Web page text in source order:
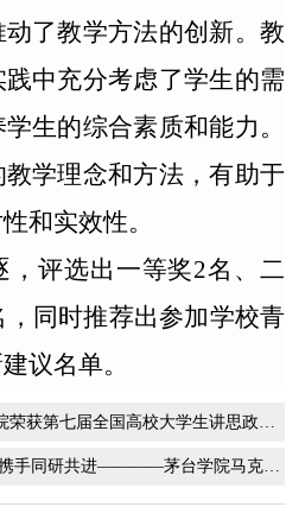
了教学方法的创新。教
中充分考虑了学生的需
生的综合素质和能力。
学理念和方法，有助于
和实效性。
评选出一等奖2名、二
同时推荐出参加学校青
议名单。